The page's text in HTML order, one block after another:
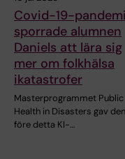
Covid-19-
sporrade alumnen
Daniels att lära sig
mer om folkhälsa
ikatastrofer
Masterprogrammet Public
Health in Disasters gav den
före detta KI-…